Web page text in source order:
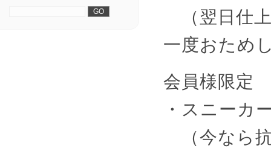
（翌日仕
一度おため
会員様限定
・スニーカ
（今なら